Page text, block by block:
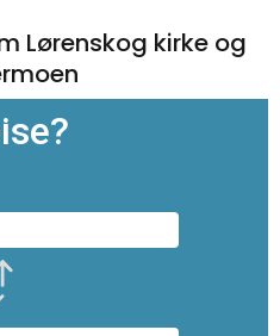
Lørenskog kirke og